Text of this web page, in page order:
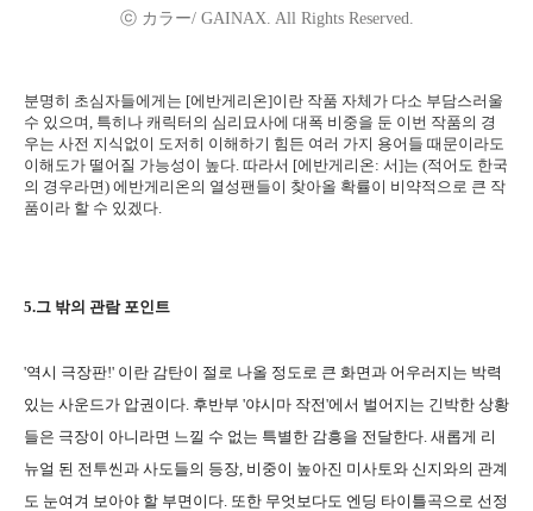
ⓒ カラー/ GAINAX. All Rights Reserved.
분명히 초심자들에게는 [에반게리온]이란 작품 자체가 다소 부담스러울
수 있으며, 특히나 캐릭터의 심리묘사에 대폭 비중을 둔 이번 작품의 경
우는 사전 지식없이 도저히 이해하기 힘든 여러 가지 용어들 때문이라도
이해도가 떨어질 가능성이 높다. 따라서 [에반게리온: 서]는 (적어도 한국
의 경우라면) 에반게리온의 열성팬들이 찾아올 확률이 비약적으로 큰 작
품이라 할 수 있겠다.
5.그 밖의 관람 포인트
'역시 극장판!' 이란 감탄이 절로 나올 정도로 큰 화면과 어우러지는 박력
있는 사운드가 압권이다. 후반부 '야시마 작전'에서 벌어지는 긴박한 상황
들은 극장이 아니라면 느낄 수 없는 특별한 감흥을 전달한다. 새롭게 리
뉴얼 된 전투씬과 사도들의 등장, 비중이 높아진 미사토와 신지와의 관계
도 눈여겨 보아야 할 부면이다. 또한 무엇보다도 엔딩 타이틀곡으로 선정